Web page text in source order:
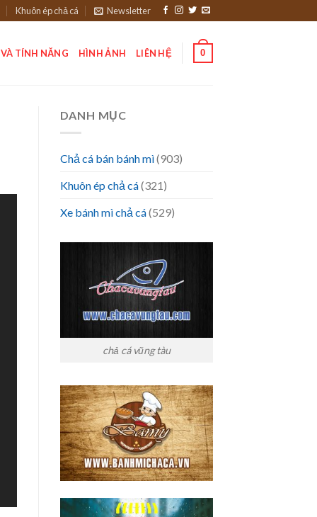
Khuôn ép chả cá Newsletter
TÍNH NĂNG HÌNH ẢNH LIÊN HỆ 0
DANH MỤC
Chả cá bán bánh mì(903)
Khuôn ép chả cá(321)
Xe bánh mì chả cá(529)
chả cá vũng tàu